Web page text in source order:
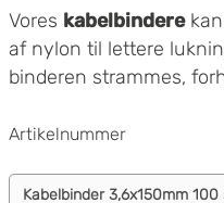
Vores kabelbinderekan
af nylon til lettere
binderen strammes,
Boxon kabelbindere
Artikelnummer